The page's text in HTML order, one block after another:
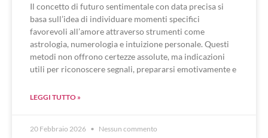
Il concetto di futuro sentimentale con data precisa si
basa sull’idea di individuare momenti specifici
favorevoli all’amore attraverso strumenti come
astrologia, numerologia e intuizione personale. Questi
metodi non offrono certezze assolute, ma indicazioni
utili per riconoscere segnali, prepararsi emotivamente e
LEGGI TUTTO »
20 Febbraio 2026 Nessun commento